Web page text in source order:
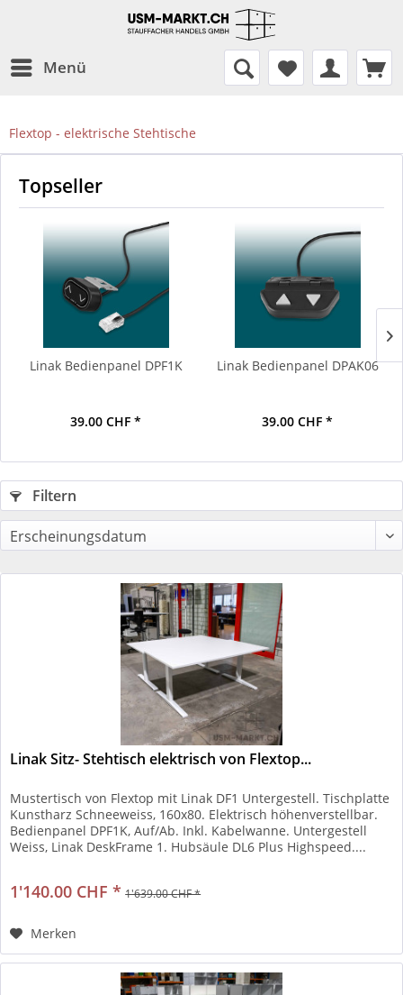
Menü
Flextop - elektrische Stehtische
Topseller
Linak Bedienpanel DPF1K
39.00 CHF *
Linak Bedienpanel DPAK06
39.00 CHF *
Filtern
Linak Sitz- Stehtisch elektrisch von Flextop...
Mustertisch von Flextop mit Linak DF1 Untergestell. Tischplatte
Kunstharz Schneeweiss, 160x80. Elektrisch höhenverstellbar.
Bedienpanel DPF1K, Auf/Ab. Inkl. Kabelwanne. Untergestell
Weiss, Linak DeskFrame 1. Hubsäule DL6 Plus Highspeed....
1'140.00 CHF * 1'639.00 CHF *
Merken